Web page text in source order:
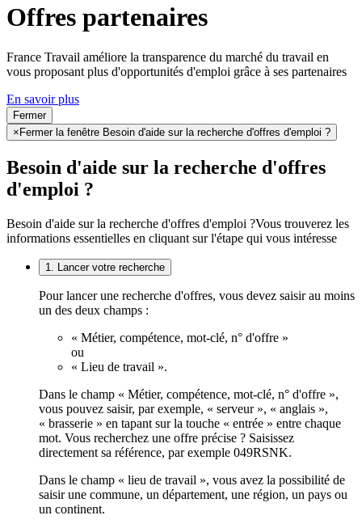
Offres partenaires
France Travail améliore la transparence du marché du travail en
vous proposant plus d'opportunités d'emploi grâce à ses partenaires
En savoir plus
Fermer
×Fermer la fenêtre Besoin d'aide sur la recherche d'offres d'emploi ?
Besoin d'aide sur la recherche d'offres
d'emploi ?
Besoin d'aide sur la recherche d'offres d'emploi ?Vous trouverez les
informations essentielles en cliquant sur l'étape qui vous intéresse
1. Lancer votre recherche
Pour lancer une recherche d'offres, vous devez saisir au moins
un des deux champs :
« Métier, compétence, mot-clé, n° d'offre »
ou
« Lieu de travail ».
Dans le champ « Métier, compétence, mot-clé, n° d'offre »,
vous pouvez saisir, par exemple, « serveur », « anglais »,
« brasserie » en tapant sur la touche « entrée » entre chaque
mot. Vous recherchez une offre précise ? Saisissez
directement sa référence, par exemple 049RSNK.
Dans le champ « lieu de travail », vous avez la possibilité de
saisir une commune, un département, une région, un pays ou
un continent.